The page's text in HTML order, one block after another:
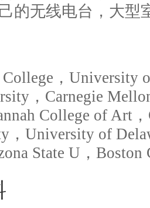
的无线电台，大型
，University
，Carnegie
College of Art
，University of
State U，Boston